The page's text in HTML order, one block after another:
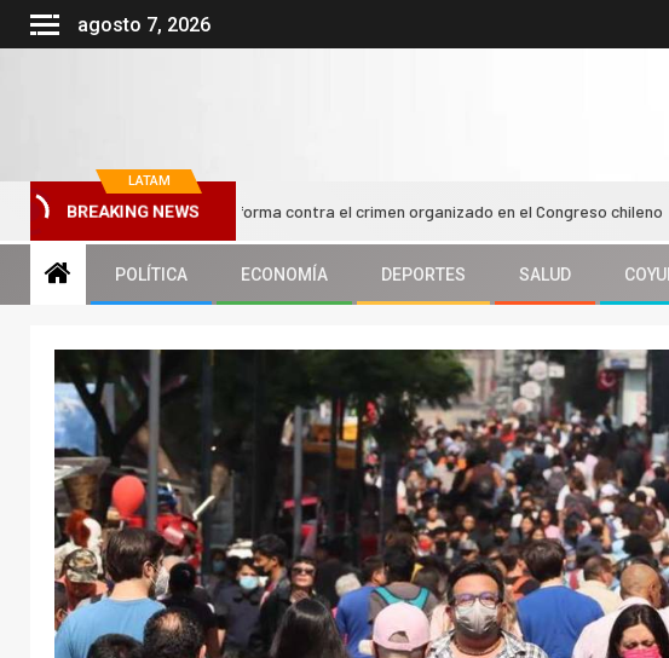
agosto 7, 2026
LATAM
BREAKING NEWS
impulsa nueva reforma contra el crimen organizado en el Congreso chileno
POLÍTICA ECONOMÍA DEPORTES SALUD